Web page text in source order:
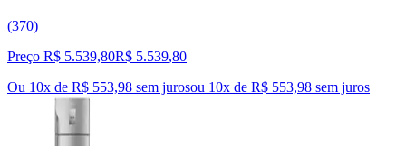
(370)
Preço R$ 5.539,80R$ 5.539,80
Ou 10x de R$ 553,98 sem jurosou 10x de R$ 553,98 sem juros